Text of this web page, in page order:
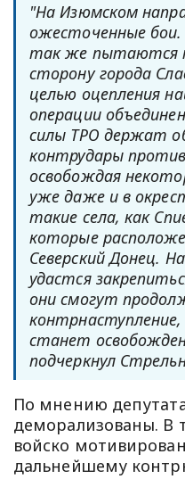
"На Изюмском
ожесточенные бои.
так же пытаются
сторону города
целью оцепления
операции
силы ТРО держат
контрудары
освобождая
уже даже и в
такие села, как
которые
Северский Донец.
удастся
они смогут
станет
подчеркнул
По мнению
деморализованы. В
войско
дальнейшему